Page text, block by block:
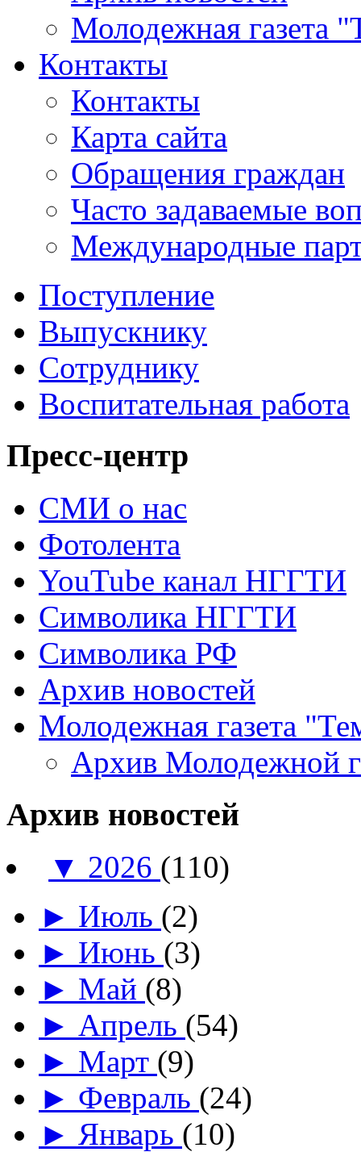
Молодежная газета
Контакты
Контакты
Карта сайта
Обращения граждан
Часто задаваемые
Международные
Поступление
Выпускнику
Сотруднику
Воспитательная работа
Пресс-центр
СМИ о нас
Фотолента
YouTube канал НГГТИ
Символика НГГТИ
Символика РФ
Архив новостей
Молодежная газета
Архив Молодежной
Архив новостей
▼ 2026 (110)
► Июль (2)
► Июнь (3)
► Май (8)
► Апрель (54)
► Март (9)
► Февраль (24)
► Январь (10)